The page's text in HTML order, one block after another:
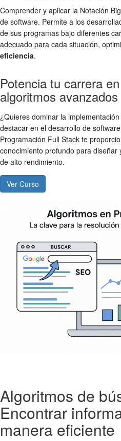
Comprender y aplicar la Notación
de software. Permite a los
de sus programas bajo diferentes
adecuado para cada situación,
eficiencia.
Potencia tu carrera
algoritmos avanzados
¿Quieres dominar la
destacar en el desarrollo de
Programación Full Stack te
conocimiento profundo para
de alto rendimiento.
Ver Curso
Algoritmos de
Encontrar
manera eficiente